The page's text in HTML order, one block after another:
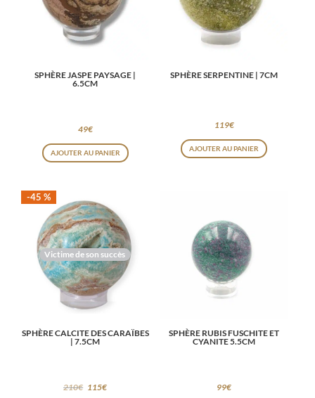
SPHÈRE JASPE PAYSAGE |
6.5CM
49€
AJOUTER AU PANIER
SPHÈRE SERPENTINE | 7CM
119€
AJOUTER AU PANIER
Victime de son succès
-45 %
SPHÈRE CALCITE DES CARAÏBES
| 7.5CM
210€ 115€
SPHÈRE RUBIS FUSCHITE ET
CYANITE 5.5CM
99€